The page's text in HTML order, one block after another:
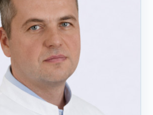
случае отека нижних конечностей;
в себя: